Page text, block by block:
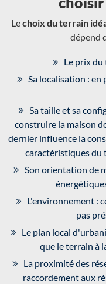
Lechoix du terrain
dépend
Le prix
Sa localisation :
Sa taille et sa
construire la maison
dernier influence la
caractéristiques du
Son orientation de
L'environnement :
pas
Le plan local
que le terrain à
La proximité des
raccordement aux